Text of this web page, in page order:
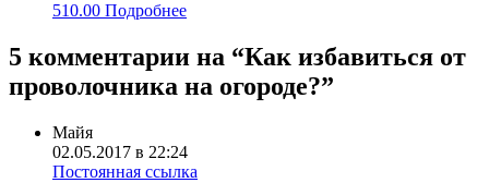
510.00 Подробнее
5 комментарии на “Как избавиться от
проволочника на огороде?”
Майя
02.05.2017 в 22:24
Постоянная ссылка